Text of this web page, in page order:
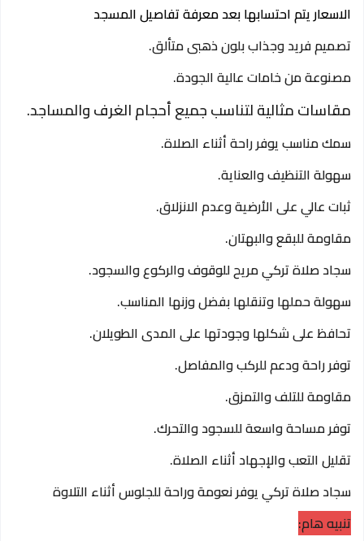
الاسعار يتم احتسابها بعد معرفة تفاصيل المسجد
تصميم فريد وجذاب بلون ذهبى متألق.
مصنوعة من خامات عالية الجودة.
مقاسات مثالية لتناسب جميع أحجام الغرف والمساجد.
سمك مناسب يوفر راحة أثناء الصلاة.
سهولة التنظيف والعناية.
ثبات عالي على الأرضية وعدم الانزلاق.
مقاومة للبقع والبهتان.
سجاد صلاة تركي مريح للوقوف والركوع والسجود.
سهولة حملها وتنقلها بفضل وزنها المناسب.
تحافظ على شكلها وجودتها على المدى الطويلان.
توفر راحة ودعم للركب والمفاصل.
مقاومة للتلف والتمزق.
توفر مساحة واسعة للسجود والتحرك.
تقليل التعب والإجهاد أثناء الصلاة.
سجاد صلاة تركي يوفر نعومة وراحة للجلوس أثناء التلاوة
تنبيه هام: